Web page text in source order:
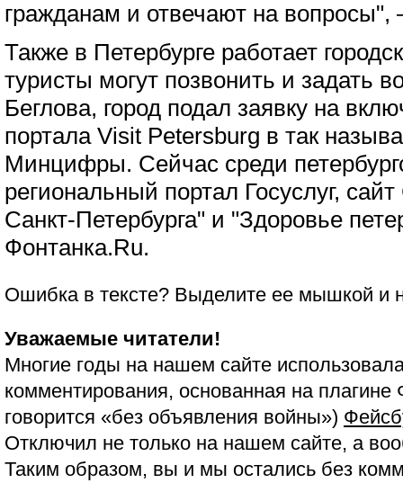
гражданам и отвечают на вопросы",
Также в Петербурге работает
туристы могут позвонить и задать
Беглова, город подал заявку на
портала Visit Petersburg в так
Минцифры. Сейчас среди
региональный портал Госуслуг,
Санкт-Петербурга" и "Здоровье
Фонтанка.Ru.
Ошибка в тексте? Выделите ее мышкой и
Уважаемые читатели!
Многие годы на нашем сайте
комментирования, основанная на
говорится «без объявления войны»)
Отключил не только на нашем сайте, а
Таким образом, вы и мы остались без